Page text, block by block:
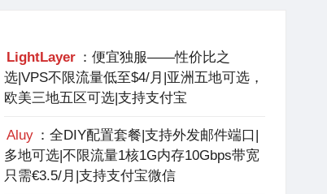
LightLayer ：便宜独服——性价比之
选|VPS不限流量低至$4/月|亚洲五地可选，
欧美三地五区可选|支持支付宝
Aluy ：全DIY配置套餐|支持外发邮件端口|
多地可选|不限流量1核1G内存10Gbps带宽
只需€3.5/月|支持支付宝微信